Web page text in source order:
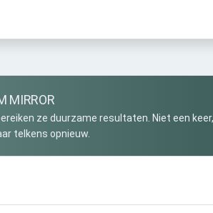
MIRROR
ze duurzame resultaten. Niet een
telkens opnieuw.